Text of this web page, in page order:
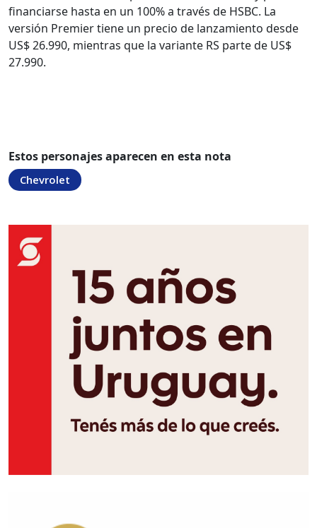
financiarse hasta en un 100% a través de HSBC. La
versión Premier tiene un precio de lanzamiento desde
US$ 26.990, mientras que la variante RS parte de US$
27.990.
Estos personajes aparecen en esta nota
Chevrolet